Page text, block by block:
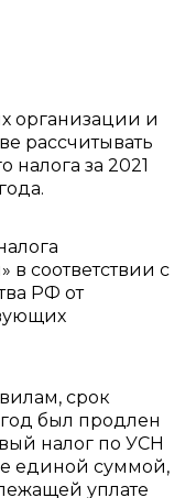
организации и
рассчитывать
налога за 2021
в соответствии с
РФ от
срок
был продлен
налог по УСН
единой суммой,
уплате